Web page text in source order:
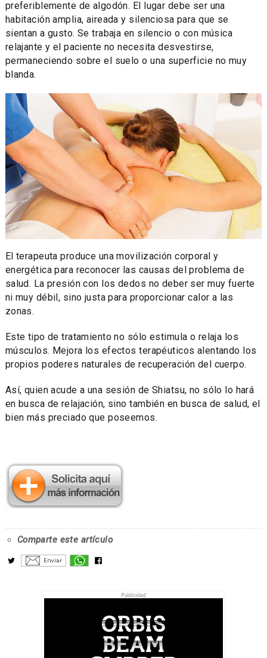
preferiblemente de algodón. El lugar debe ser una
habitación amplia, aireada y silenciosa para que se
sientan a gusto. Se trabaja en silencio o con música
relajante y el paciente no necesita desvestirse,
permaneciendo sobre el suelo o una superficie no muy
blanda.
El terapeuta produce una movilización corporal y
energética para reconocer las causas del problema de
salud. La presión con los dedos no deber ser muy fuerte
ni muy débil, sino justa para proporcionar calor a las
zonas.
Este tipo de tratamiento no sólo estimula o relaja los
músculos. Mejora los efectos terapéuticos alentando los
propios poderes naturales de recuperación del cuerpo.
Así, quien acude a una sesión de Shiatsu, no sólo lo hará
en busca de relajación, sino también en busca de salud, el
bien más preciado que poseemos.
Comparte este artículo